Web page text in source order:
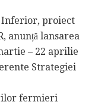
Inferior, proiect
anunță lansarea
– 22 aprilie
Strategiei
fermieri